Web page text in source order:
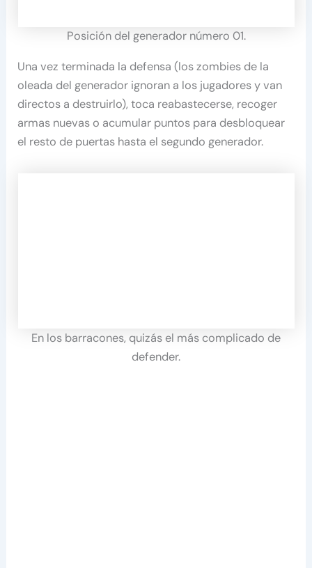
Posición del generador número 01.
Una vez terminada la defensa (los zombies de la
oleada del generador ignoran a los jugadores y van
directos a destruirlo), toca reabastecerse, recoger
armas nuevas o acumular puntos para desbloquear
el resto de puertas hasta el segundo generador.
En los barracones, quizás el más complicado de
defender.